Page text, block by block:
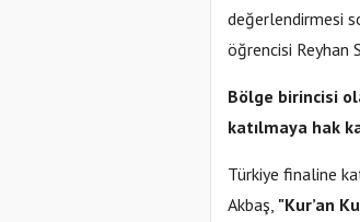
değerlendirmesi
öğrencisi Reyhan
Bölge birincisi
katılmaya hak
Türkiye finaline
Akbaş, "Kur’an